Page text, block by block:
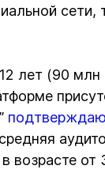
сети,
лет (90 млн
возрасте от